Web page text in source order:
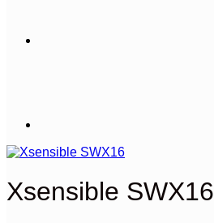
Xsensible SWX16